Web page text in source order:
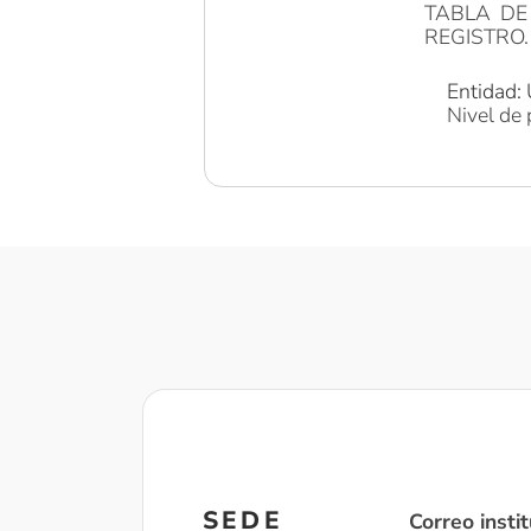
TABLA
REGISTRO.
Entidad:
Nivel de
SEDE Correo